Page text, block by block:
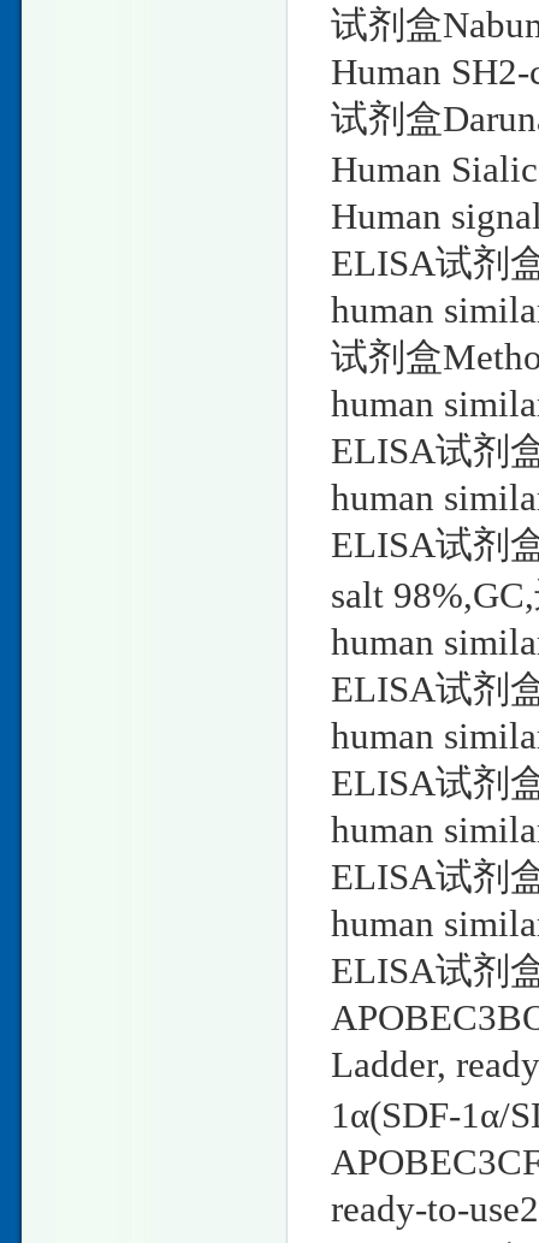
试剂盒
Human
试剂盒
Human
Human
ELISA试剂
human
试剂盒
human
ELISA试剂
human
ELISA试剂
salt
human
ELISA试剂
human
ELISA试剂
human
ELISA试剂
human
ELISA试剂
Ladder,
1α(SDF-1α/
ready-to-